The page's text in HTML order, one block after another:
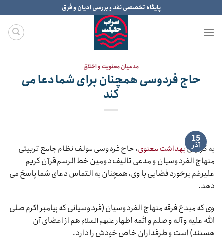
to
content
پایگاه تخصصی نقد و بررسی ادیان و فرق
مدعیان معنویت و اخلاق
حاج فردوسی همچنان برای شما دعا می
کند
15
آذر
به گزارشبهداشت معنوی، حاج فردوسی مولف نظام جامع تربیتی
منهاج الفردوسیان و مدعی تالیف دومین خط الرسم قرآن کریم
علیرغم برخورد قضایی با وی، همچنان به التماس دعای شما پاسخ می
دهد.
وی که مبدع فرقه منهاج الفردوسیان (فردوسیانی که پیامبر اکرم صلی
الله علیه و آله و صلم و ائمه اطهارعلیهم السلامهم از اعضای آن
هستند) است و طرفداران خاص خودش را دارد.